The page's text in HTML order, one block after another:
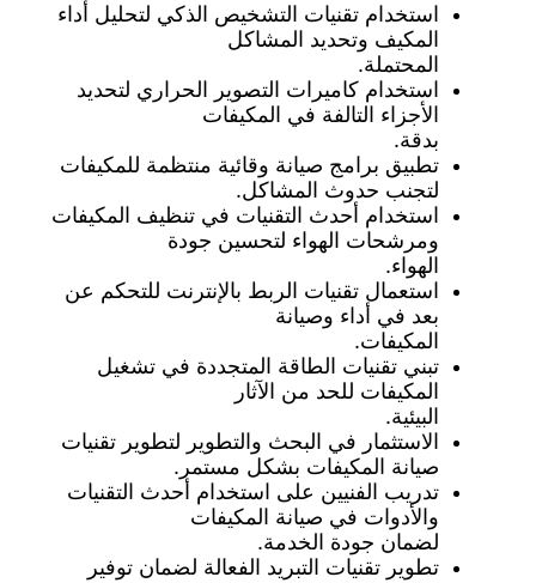
استخدام تقنيات التشخيص الذكي لتحليل أداء
المكيف وتحديد المشاكل
المحتملة.
استخدام كاميرات التصوير الحراري لتحديد
الأجزاء التالفة في المكيفات
بدقة.
تطبيق برامج صيانة وقائية منتظمة للمكيفات
لتجنب حدوث المشاكل.
استخدام أحدث التقنيات في تنظيف المكيفات
ومرشحات الهواء لتحسين جودة
الهواء.
استعمال تقنيات الربط بالإنترنت للتحكم عن
بعد في أداء وصيانة
المكيفات.
تبني تقنيات الطاقة المتجددة في تشغيل
المكيفات للحد من الآثار
البيئية.
الاستثمار في البحث والتطوير لتطوير تقنيات
صيانة المكيفات بشكل مستمر.
تدريب الفنيين على استخدام أحدث التقنيات
والأدوات في صيانة المكيفات
لضمان جودة الخدمة.
تطوير تقنيات التبريد الفعالة لضمان توفير